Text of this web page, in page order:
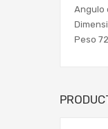
Angulo
Peso